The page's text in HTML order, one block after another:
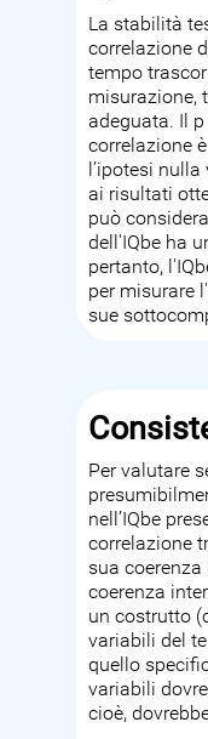
La stabilità
correlazione
tempo
misurazione,
adeguata. Il
correlazione
l’ipotesi
ai risultati
può
dell'IQbe ha
pertanto,
per misurare
sue
Per valutare
nell’IQbe
correlazione
sua
coerenza
un costrutto
variabili del
quello
variabili
cioè,